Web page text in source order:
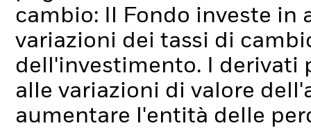
cambio: Il Fondo investe in
variazioni dei tassi di
dell'investimento.
I
alle variazioni di valore
aumentare l'entità delle